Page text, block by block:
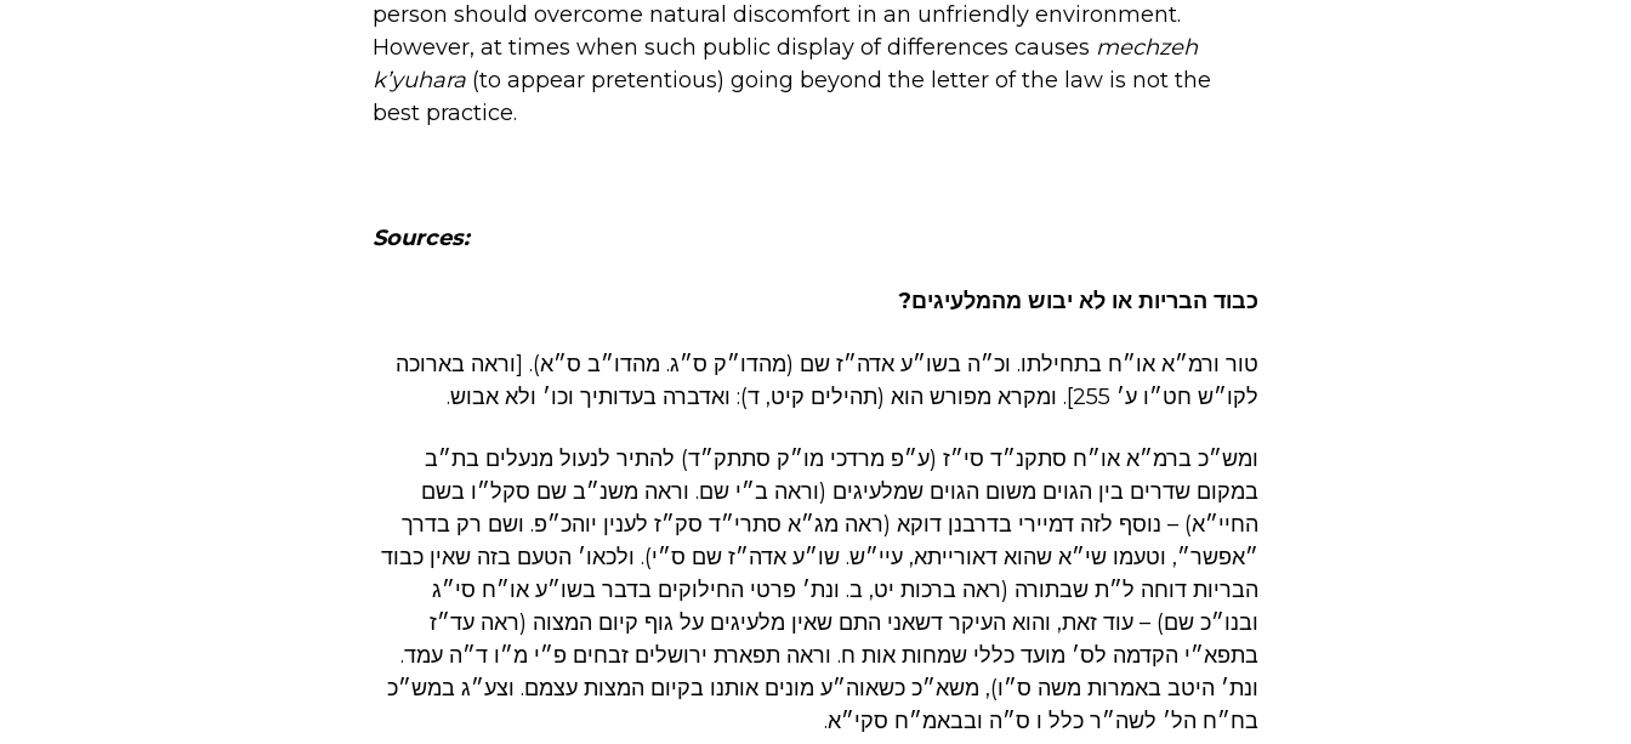
person should overcome natural discomfort in an unfriendly environment.
However, at times when such public display of differences causes mechzeh
k’yuhara (to appear pretentious) going beyond the letter of the law is not the
best practice.
Sources:
כבוד הבריות או לא יבוש מהמלעיגים?
טור ורמ״א או״ח בתחילתו. וכ״ה בשו״ע אדה״ז שם (מהדו״ק ס״ג. מהדו״ב ס״א). [וראה בארוכה
לקו״ש חט״ו ע׳ 255]. ומקרא מפורש הוא (תהילים קיט, ד): ואדברה בעדותיך וכו׳ ולא אבוש.
ומש״כ ברמ״א או״ח סתקנ״ד סי״ז (ע״פ מרדכי מו״ק סתתק״ד) להתיר לנעול מנעלים בת״ב
במקום שדרים בין הגוים משום הגוים שמלעיגים (וראה ב״י שם. וראה משנ״ב שם סקל״ו בשם
החיי״א) – נוסף לזה דמיירי בדרבנן דוקא (ראה מג״א סתרי״ד סק״ז לענין יוהכ״פ. ושם רק בדרך
״אפשר״, וטעמו שי״א שהוא דאורייתא, עיי״ש. שו״ע אדה״ז שם ס״י). ולכאו׳ הטעם בזה שאין כבוד
הבריות דוחה ל״ת שבתורה (ראה ברכות יט, ב. ונת׳ פרטי החילוקים בדבר בשו״ע או״ח סי״ג
ובנו״כ שם) – עוד זאת, והוא העיקר דשאני התם שאין מלעיגים על גוף קיום המצוה (ראה עד״ז
בתפא״י הקדמה לס׳ מועד כללי שמחות אות ח. וראה תפארת ירושלים זבחים פ״י מ״ו ד״ה עמד.
ונת׳ היטב באמרות משה ס״ו), משא״כ כשאוה״ע מונים אותנו בקיום המצות עצמם. וצע״ג במש״כ
בח״ח הל׳ לשה״ר כלל ו ס״ה ובבאמ״ח סקי״א.